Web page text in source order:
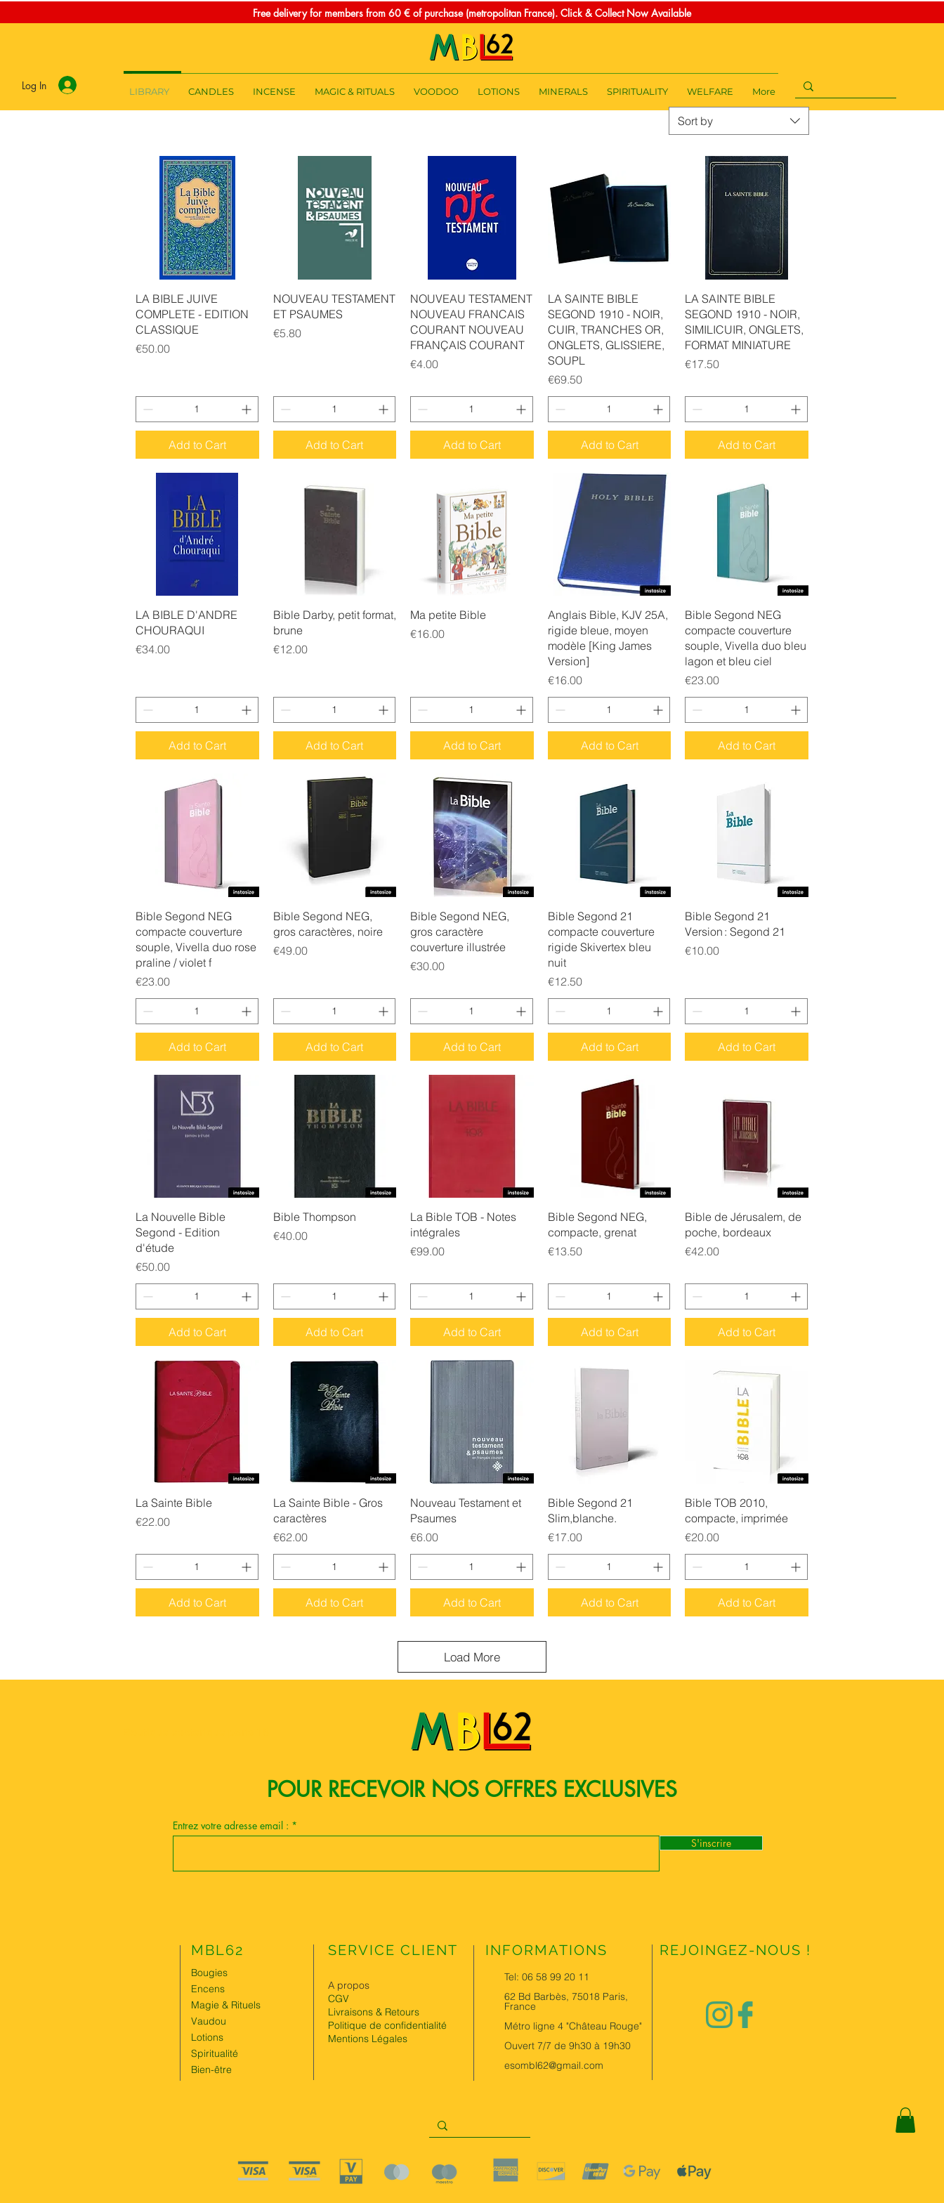
Free delivery for members from 60 € of purchase (metropolitan France). Click & Collect Now Available
Log In LIBRARY CANDLES INCENSE MAGIC & RITUALS VOODOO LOTIONS MINERALS SPIRITUALITY WELFARE More
Sort by
Quick View
LA BIBLE JUIVE
COMPLETE - EDITION
CLASSIQUE
Price
€50.00
Add to Cart
Quick View
NOUVEAU TESTAMENT
ET PSAUMES
Price
€5.80
Add to Cart
Quick View
NOUVEAU TESTAMENT
NOUVEAU FRANCAIS
COURANT NOUVEAU
FRANÇAIS COURANT
Price
€4.00
Add to Cart
Quick View
LA SAINTE BIBLE
SEGOND 1910 - NOIR,
CUIR, TRANCHES OR,
ONGLETS, GLISSIERE,
SOUPL
Price
€69.50
Add to Cart
Quick View
LA SAINTE BIBLE
SEGOND 1910 - NOIR,
SIMILICUIR, ONGLETS,
FORMAT MINIATURE
Price
€17.50
Add to Cart
Quick View
LA BIBLE D'ANDRE
CHOURAQUI
Price
€34.00
Add to Cart
Quick View
Bible Darby, petit format,
brune
Price
€12.00
Add to Cart
Quick View
Ma petite Bible
Price
€16.00
Add to Cart
Quick View
Anglais Bible, KJV 25A,
rigide bleue, moyen
modèle [King James
Version]
Price
€16.00
Add to Cart
Quick View
Bible Segond NEG
compacte couverture
souple, Vivella duo bleu
lagon et bleu ciel
Price
€23.00
Add to Cart
Quick View
Bible Segond NEG
compacte couverture
souple, Vivella duo rose
praline / violet f
Price
€23.00
Add to Cart
Quick View
Bible Segond NEG,
gros caractères, noire
Price
€49.00
Add to Cart
Quick View
Bible Segond NEG,
gros caractère
couverture illustrée
Price
€30.00
Add to Cart
Quick View
Bible Segond 21
compacte couverture
rigide Skivertex bleu
nuit
Price
€12.50
Add to Cart
Quick View
Bible Segond 21
Version : Segond 21
Price
€10.00
Add to Cart
Quick View
La Nouvelle Bible
Segond - Edition
d'étude
Price
€50.00
Add to Cart
Quick View
Bible Thompson
Price
€40.00
Add to Cart
Quick View
La Bible TOB - Notes
intégrales
Price
€99.00
Add to Cart
Quick View
Bible Segond NEG,
compacte, grenat
Price
€13.50
Add to Cart
Quick View
Bible de Jérusalem, de
poche, bordeaux
Price
€42.00
Add to Cart
Quick View
La Sainte Bible
Price
€22.00
Add to Cart
Quick View
La Sainte Bible - Gros
caractères
Price
€62.00
Add to Cart
Quick View
Nouveau Testament et
Psaumes
Price
€6.00
Add to Cart
Quick View
Bible Segond 21
Slim,blanche.
Price
€17.00
Add to Cart
Quick View
Bible TOB 2010,
compacte, imprimée
Price
€20.00
Add to Cart
Load More
POUR RECEVOIR NOS OFFRES EXCLUSIVES
Entrez votre adresse email :
S'inscrire
MBL62
Bougies
Encens
Magie & Rituels
Vaudou
Lotions
Spiritualité
Bien-être
SERVICE CLIENT
A propos
CGV
Livraisons & Retours
Politique de confidentialité
Mentions Légales
INFORMATIONS
Tel: 06 58 99 20 11
62 Bd Barbès, 75018 Paris,
France
Métro ligne 4 "Château Rouge"
Ouvert 7/7 de 9h30 à 19h30
esombl62@gmail.com
REJOINGEZ-NOUS !